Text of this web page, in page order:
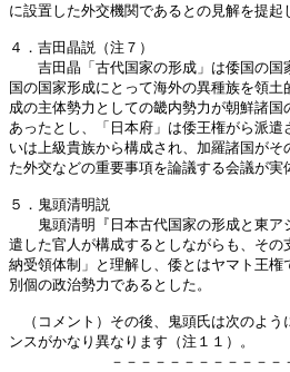
に設置した外交機関であるとの見解を提起
４．吉田晶説（注７）
吉田晶「古代国家の形成」は倭国の国
国の国家形成にとって海外の異種族を領
成の主体勢力としての畿内勢力が朝鮮諸
あったとし、「日本府」は倭王権がら派
いは上級貴族から構成され、加羅諸国が
た外交などの重要事項を論議する会議が実
５．鬼頭清明説
鬼頭清明『日本古代国家の形成と東ア
遣した官人が構成するとしながらも、そ
納受領体制」と理解し、倭とはヤマト王
別個の政治勢力であるとした。
（コメント）その後、鬼頭氏は次のよう
ンスがかなり異なります（注１１）。
－－－－－－－－－－－－－－